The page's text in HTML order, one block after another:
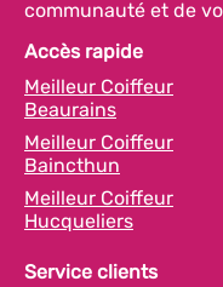
communauté et de
Accès rapide
Meilleur Coiffeur
Beaurains
Meilleur Coiffeur
Baincthun
Meilleur Coiffeur
Hucqueliers
Service clients